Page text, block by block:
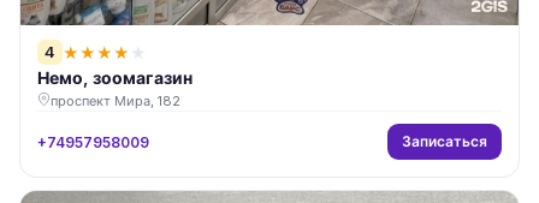
4 ★★★★ ★
Немо, зоомагазин
проспект Мира, 182
+74957958009 Записаться